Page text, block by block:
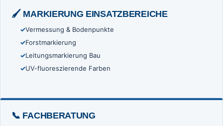
🖌️ MARKIERUNG EINSATZBEREICHE
Vermessung & Bodenpunkte
Forstmarkierung
Leitungsmarkierung Bau
UV-fluoreszierende Farben
📞 FACHBERATUNG